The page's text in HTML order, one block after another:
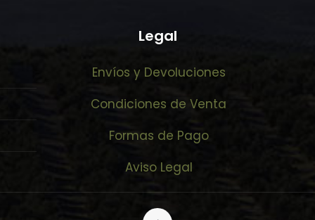
Legal
Envíos y Devoluciones
Condiciones de Venta
Formas de Pago
Aviso Legal